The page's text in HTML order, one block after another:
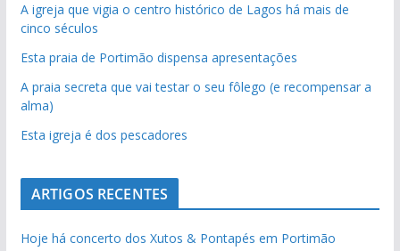
A igreja que vigia o centro histórico de Lagos há mais de
cinco séculos
Esta praia de Portimão dispensa apresentações
A praia secreta que vai testar o seu fôlego (e recompensar a
alma)
Esta igreja é dos pescadores
ARTIGOS RECENTES
Hoje há concerto dos Xutos & Pontapés em Portimão